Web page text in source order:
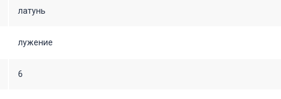
латунь
лужение
6